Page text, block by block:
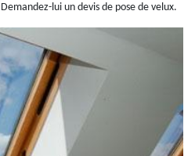
lui un devis de pose de velux.